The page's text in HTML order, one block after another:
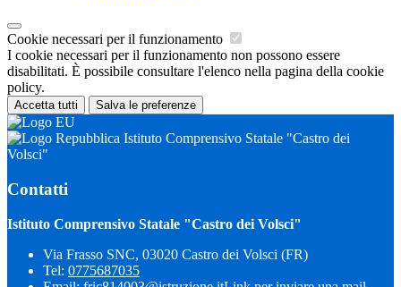
Cookie necessari per il funzionamento
I cookie necessari per il funzionamento non possono essere
disabilitati. È possibile consultare l'elenco nella pagina della cookie
policy.
Accetta tutti Salva le preferenze
Istituto Comprensivo Statale "Castro dei
Volsci"
Contatti
Istituto Comprensivo Statale "Castro dei Volsci"
Via Frasso SNC, 03020 Castro dei Volsci (FR)
Tel: 0775687035